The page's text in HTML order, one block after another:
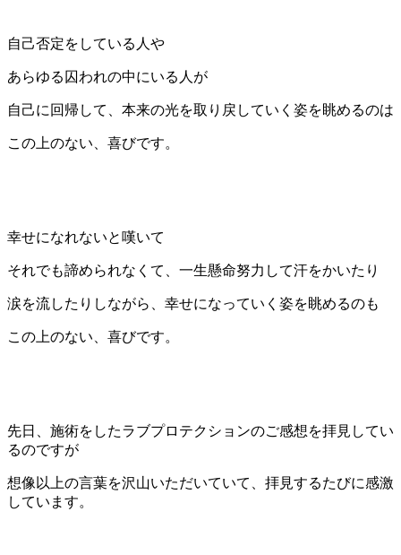
自己否定をしている人や
あらゆる囚われの中にいる人が
自己に回帰して、本来の光を取り戻していく姿を眺めるのは
この上のない、喜びです。
幸せになれないと嘆いて
それでも諦められなくて、一生懸命努力して汗をかいたり
涙を流したりしながら、幸せになっていく姿を眺めるのも
この上のない、喜びです。
先日、施術をしたラブプロテクションのご感想を拝見してい
るのですが
想像以上の言葉を沢山いただいていて、拝見するたびに感激
しています。